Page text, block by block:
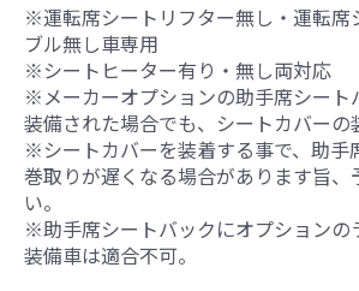
※運転席シートリフター無し・運転席
ブル無し車専用
※シートヒーター有り・無し両対応
※メーカーオプションの助手席シート
装備された場合でも、シートカバーの
※シートカバーを装着する事で、助手
巻取りが遅くなる場合があります旨、
い。
※助手席シートバックにオプションの
装備車は適合不可。